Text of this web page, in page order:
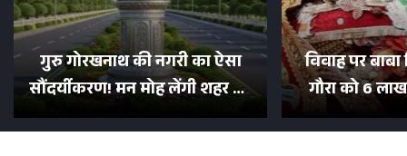
गुरु गोरखनाथ की नगरी का ऐसा
सौंदर्यीकरण! मन मोह लेंगी शहर की
सड़कें; देखें Photos
विवाह पर
गौरा को 6
500 भक्तों